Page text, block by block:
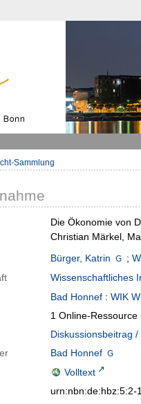
Sammlung
Die Ökonomie von
Christian Märkel,
Bürger, Katrin ;
Wissenschaftliches
Bad Honnef : WIK
1 Online-
Diskussionsbeitrag /
Bad Honnef
Volltext
urn:nbn:de:hbz:5:2-